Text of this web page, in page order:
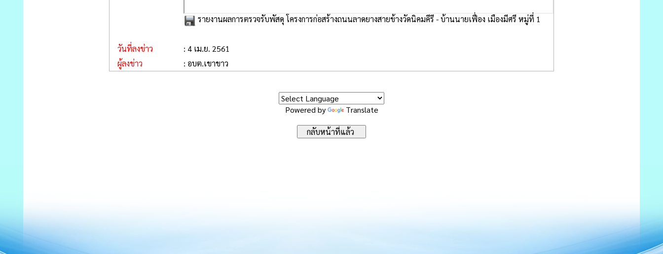
รายงานผลการตรวจรับพัสดุ โครงการก่อสร้างถนนลาดยางสายข้างวัดนิคมคีรี - บ้านนายเฟื่อง เมืองมีศรี หมู่ที่ 1
วันที่ลงข่าว
: 4 เม.ย. 2561
ผู้ลงข่าว
: อบต.เขาขาว
Powered by Translate